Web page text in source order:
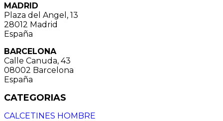
MADRID
Plaza del Angel, 13
28012 Madrid
España
BARCELONA
Calle Canuda, 43
08002 Barcelona
España
CATEGORIAS
CALCETINES HOMBRE